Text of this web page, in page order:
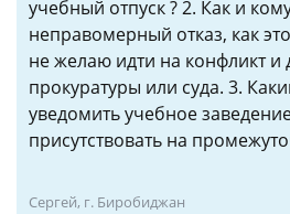
учебный отпуск ? 2. Как и
неправомерный отказ, как
не желаю идти на конфликт и
прокуратуры или суда. 3.
уведомить учебное
присутствовать на
Сергей, г. Биробиджан